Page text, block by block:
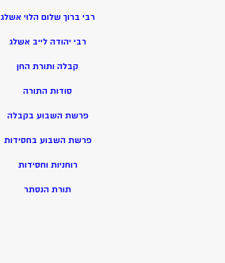
רבי ברוך שלום הלוי אשלג
רבי יהודה לייב אשלג
קבלה ותורת החן
סודות התורה
פרשת השבוע בקבלה
פרשת השבוע בחסידות
רוחניות וחסידות
תורת הנסתר